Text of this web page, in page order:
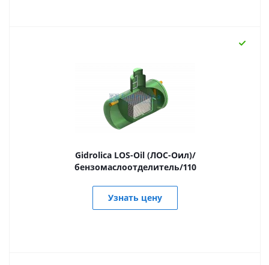
Gidrolica LOS-Oil (ЛОС-Оил)/
бензомаслоотделитель/110
Узнать цену